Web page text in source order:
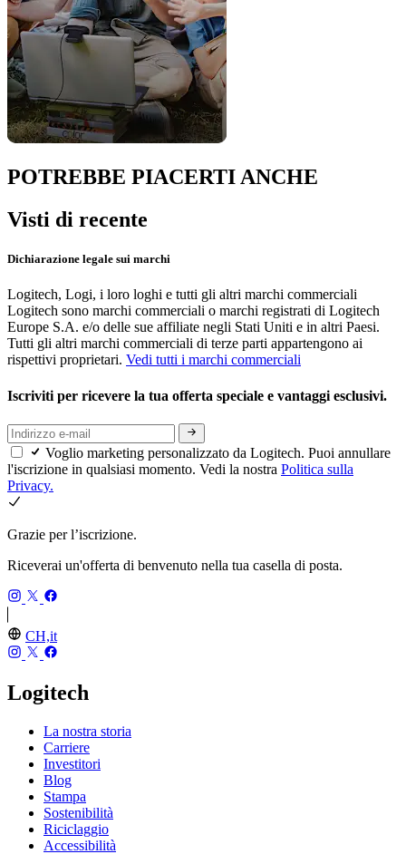
POTREBBE PIACERTI ANCHE
Visti di recente
Dichiarazione legale sui marchi
Logitech, Logi, i loro loghi e tutti gli altri marchi commerciali
Logitech sono marchi commerciali o marchi registrati di Logitech
Europe S.A. e/o delle sue affiliate negli Stati Uniti e in altri Paesi.
Tutti gli altri marchi commerciali di terze parti appartengono ai
rispettivi proprietari. Vedi tutti i marchi commerciali
Iscriviti per ricevere la tua offerta speciale e vantaggi esclusivi.
Voglio marketing personalizzato da Logitech. Puoi annullare
l'iscrizione in qualsiasi momento. Vedi la nostra Politica sulla
Privacy.
Grazie per l’iscrizione.
Riceverai un'offerta di benvenuto nella tua casella di posta.
CH,it
Logitech
La nostra storia
Carriere
Investitori
Blog
Stampa
Sostenibilità
Riciclaggio
Accessibilità